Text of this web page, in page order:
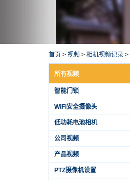
首页 > 视频 > 相机视频记录>
所有视频
智能门锁
WiFi安全摄像头
低功耗电池相机
公司视频
产品视频
PTZ摄像机设置